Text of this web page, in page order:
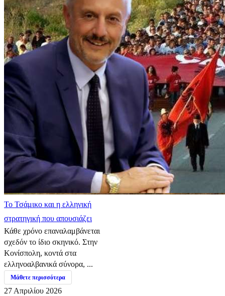
​Το Τσάμικο και η ελληνική
στρατηγική που απουσιάζει
Κάθε χρόνο επαναλαμβάνεται
σχεδόν το ίδιο σκηνικό. Στην
Κονίσπολη, κοντά στα
ελληνοαλβανικά σύνορα, ...
Μάθετε περισσότερα
27 Απριλίου 2026